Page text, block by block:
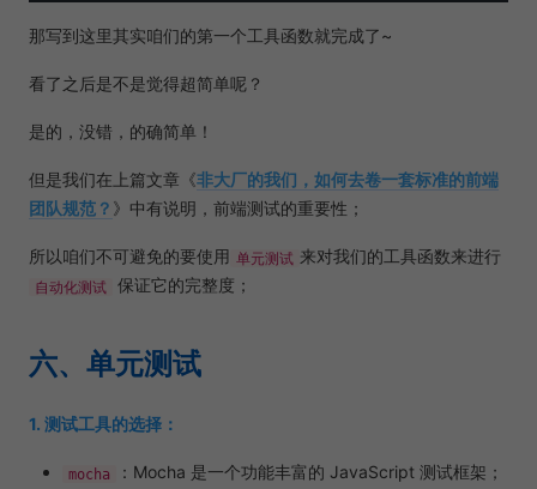
那写到这里其实咱们的第一个工具函数就完成了~
看了之后是不是觉得超简单呢？
是的，没错，的确简单！
但是我们在上篇文章《非大厂的我们，如何去卷一套标准的前端
团队规范？ 》中有说明，前端测试的重要性；
所以咱们不可避免的要使用 单元测试 来对我们的工具函数来进行
自动化测试 保证它的完整度；
六、单元测试
1. 测试工具的选择：
mocha ：Mocha 是一个功能丰富的 JavaScript 测试框架；